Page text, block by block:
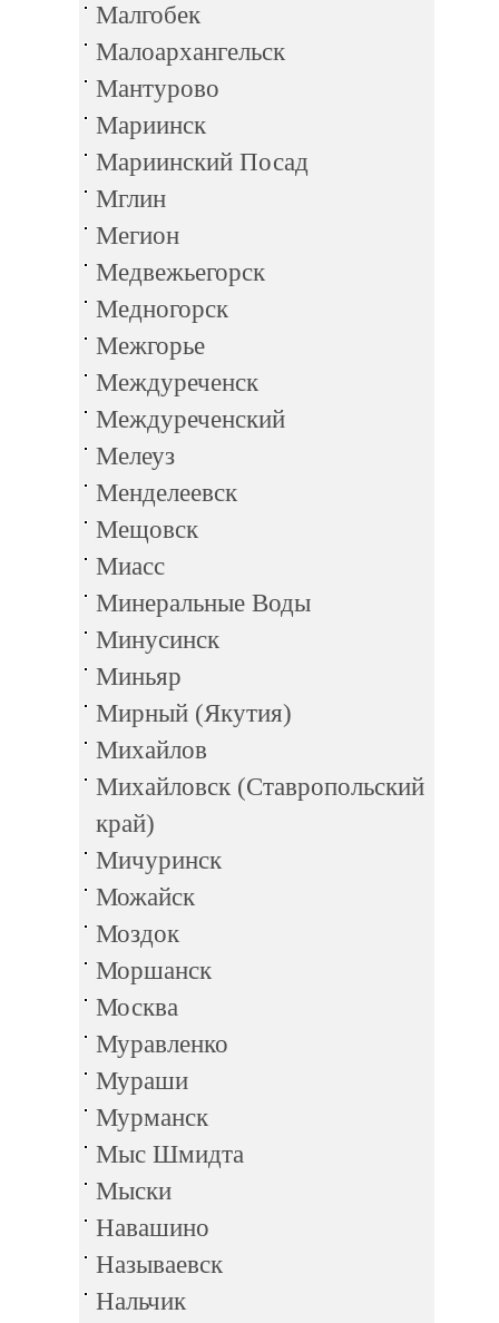
Малгобек
Малоархангельск
Мантурово
Мариинск
Мариинский Посад
Мглин
Мегион
Медвежьегорск
Медногорск
Межгорье
Междуреченск
Междуреченский
Мелеуз
Менделеевск
Мещовск
Миасс
Минеральные Воды
Минусинск
Миньяр
Мирный (Якутия)
Михайлов
Михайловск (Ставропольский
край)
Мичуринск
Можайск
Моздок
Моршанск
Москва
Муравленко
Мураши
Мурманск
Мыс Шмидта
Мыски
Навашино
Называевск
Нальчик